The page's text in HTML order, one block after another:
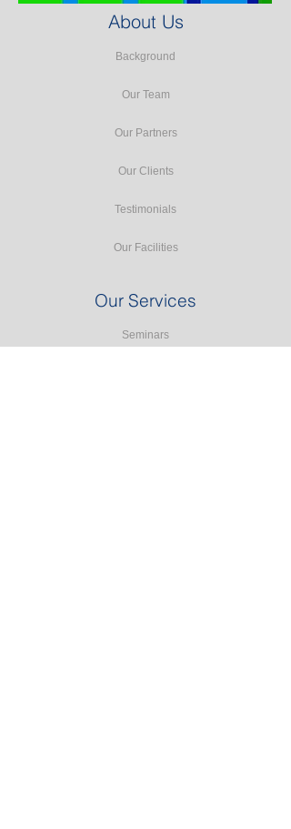
About Us
Background
Our Team
Our Partners
Our Clients
Testimonials
Our Facilities
Our Services
Seminars